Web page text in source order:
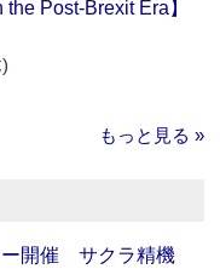
Post-Brexit Era】
もっと見る »
ー開催 サクラ精機